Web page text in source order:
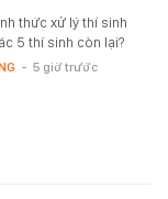
thức xử lý thí sinh
5 thí sinh còn lại?
- 5 giờ trước